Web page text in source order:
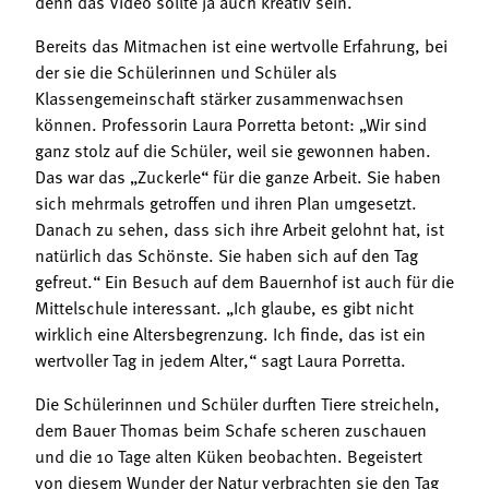
Bereits das Mitmachen ist eine wertvolle Erfahrung, bei
der sie die Schülerinnen und Schüler als
Klassengemeinschaft stärker zusammenwachsen
können. Professorin Laura Porretta betont: „Wir sind
ganz stolz auf die Schüler, weil sie gewonnen haben.
Das war das „Zuckerle“ für die ganze Arbeit. Sie haben
sich mehrmals getroffen und ihren Plan umgesetzt.
Danach zu sehen, dass sich ihre Arbeit gelohnt hat, ist
natürlich das Schönste. Sie haben sich auf den Tag
gefreut.“ Ein Besuch auf dem Bauernhof ist auch für die
Mittelschule interessant. „Ich glaube, es gibt nicht
wirklich eine Altersbegrenzung. Ich finde, das ist ein
wertvoller Tag in jedem Alter,“ sagt Laura Porretta.
Die Schülerinnen und Schüler durften Tiere streicheln,
dem Bauer Thomas beim Schafe scheren zuschauen
und die 10 Tage alten Küken beobachten. Begeistert
von diesem Wunder der Natur verbrachten sie den Tag